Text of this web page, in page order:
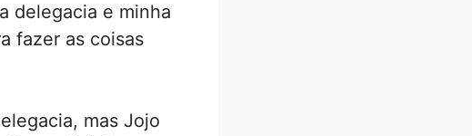
delegacia e minha
fazer as coisas
mas Jojo